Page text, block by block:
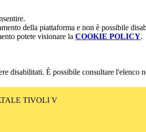
della piattaforma e non è possibile
potete visionare la COOKIE POLICY.
disabilitati. È possibile consultare l'elenco
TIVOLI V